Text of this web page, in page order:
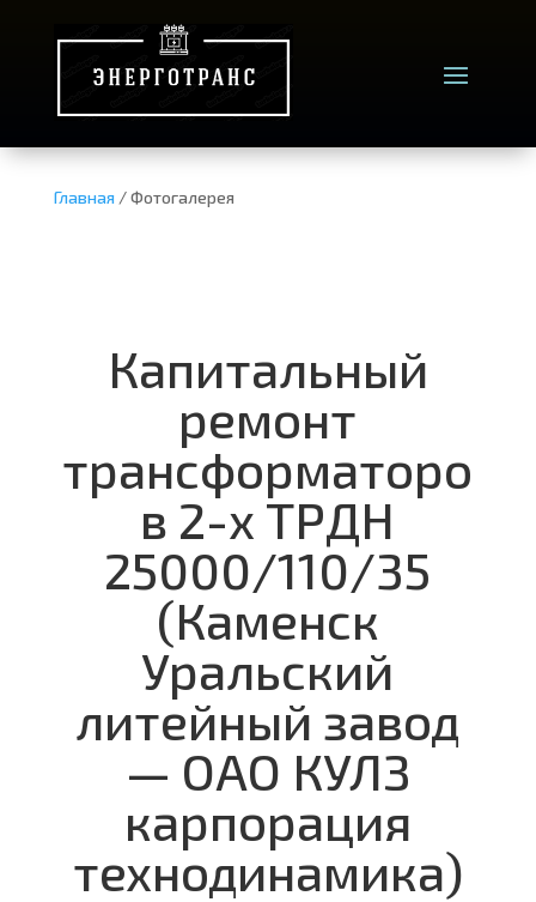
Главная/ Фотогалерея
Капитальный
ремонт
трансформаторо
в 2-х ТРДН
25000/110/35
(Каменск
Уральский
литейный завод
— ОАО КУЛЗ
карпорация
технодинамика)